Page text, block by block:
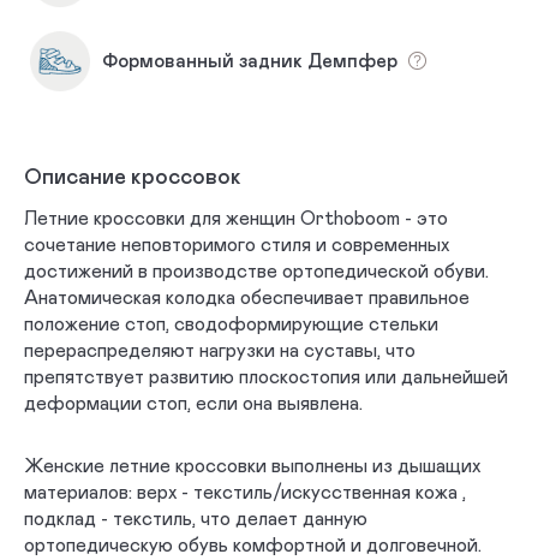
Формованный задник Демпфер
Описание кроссовок
Летние кроссовки для женщин Orthoboom - это
сочетание неповторимого стиля и современных
достижений в производстве ортопедической обуви.
Анатомическая колодка обеспечивает правильное
положение стоп, сводоформирующие стельки
перераспределяют нагрузки на суставы, что
препятствует развитию плоскостопия или дальнейшей
деформации стоп, если она выявлена.
Женские летние кроссовки выполнены из дышащих
материалов: верх - текстиль/искусственная кожа ,
подклад - текстиль, что делает данную
ортопедическую обувь комфортной и долговечной.